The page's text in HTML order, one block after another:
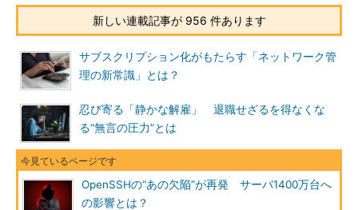
新しい連載記事が 956 件あります
サブスクリプション化がもたらす「ネットワーク管
理の新常識」とは？
忍び寄る「静かな解雇」 退職せざるを得なくな
る“無言の圧力”とは
OpenSSHの“あの欠陥”が再発 サーバ1400万台へ
の影響とは？